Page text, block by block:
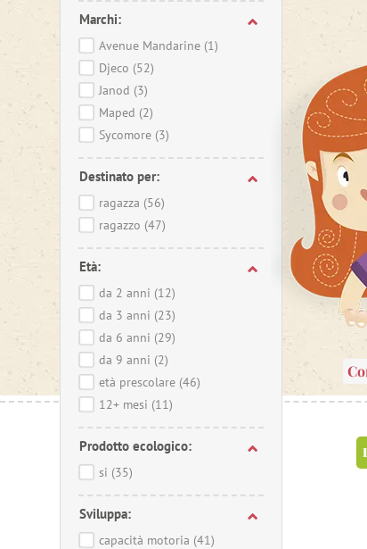
Marchi:
Avenue Mandarine (1)
Djeco (52)
Janod (3)
Maped (2)
Sycomore (3)
Destinato per:
ragazza (56)
ragazzo (47)
Età:
da 2 anni (12)
da 3 anni (23)
da 6 anni (29)
da 9 anni (2)
età prescolare (46)
12+ mesi (11)
Prodotto ecologico:
si (35)
Sviluppa:
capacità motoria (41)